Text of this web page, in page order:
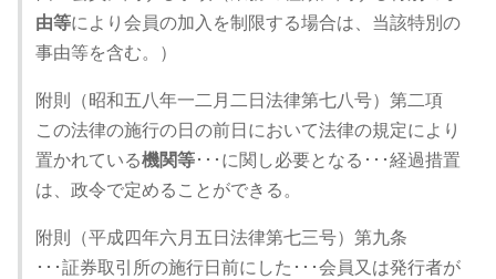
由等により会員の加入を制限する場合は、当該特別の
事由等を含む。）
附則（昭和五八年一二月二日法律第七八号）第二項
この法律の施行の日の前日において法律の規定により
置かれている機関等･･･に関し必要となる･･･経過措置
は、政令で定めることができる。
附則（平成四年六月五日法律第七三号）第九条
･･･証券取引所の施行日前にした･･･会員又は発行者が